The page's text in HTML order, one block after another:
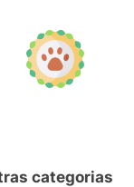
categorias